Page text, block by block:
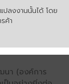
ปลงงานนั้นได้ โดย
ค้า
นา (องค์การ